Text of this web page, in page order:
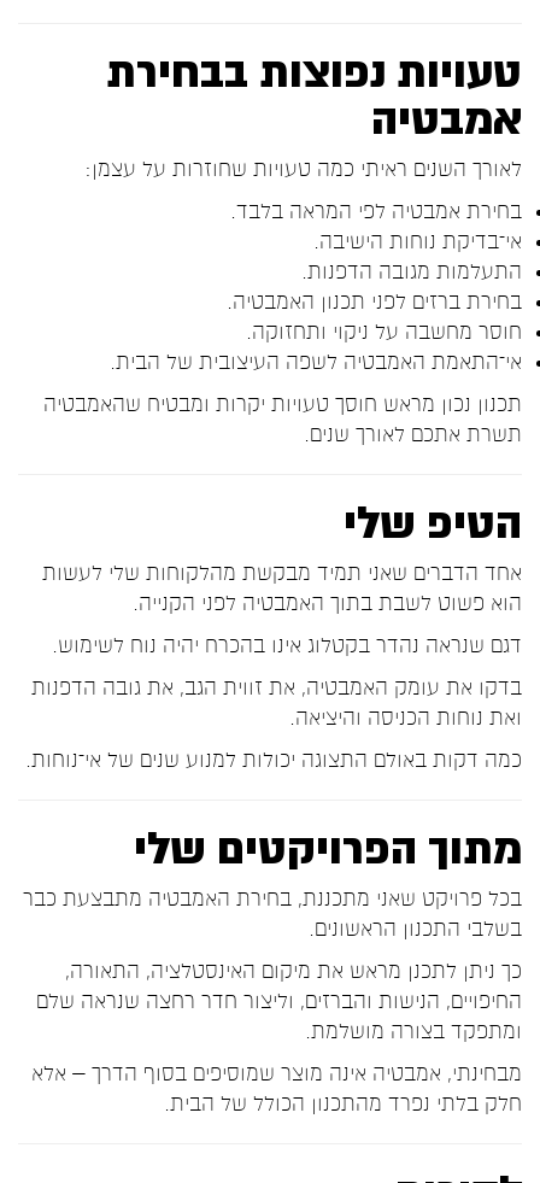
טעויות נפוצות בבחירת
אמבטיה
לאורך השנים ראיתי כמה טעויות שחוזרות על עצמן:
בחירת אמבטיה לפי המראה בלבד.
אי־בדיקת נוחות הישיבה.
התעלמות מגובה הדפנות.
בחירת ברזים לפני תכנון האמבטיה.
חוסר מחשבה על ניקוי ותחזוקה.
אי־התאמת האמבטיה לשפה העיצובית של הבית.
תכנון נכון מראש חוסך טעויות יקרות ומבטיח שהאמבטיה
תשרת אתכם לאורך שנים.
הטיפ שלי
אחד הדברים שאני תמיד מבקשת מהלקוחות שלי לעשות
הוא פשוט לשבת בתוך האמבטיה לפני הקנייה.
דגם שנראה נהדר בקטלוג אינו בהכרח יהיה נוח לשימוש.
בדקו את עומק האמבטיה, את זווית הגב, את גובה הדפנות
ואת נוחות הכניסה והיציאה.
כמה דקות באולם התצוגה יכולות למנוע שנים של אי־נוחות.
מתוך הפרויקטים שלי
בכל פרויקט שאני מתכננת, בחירת האמבטיה מתבצעת כבר
בשלבי התכנון הראשונים.
כך ניתן לתכנן מראש את מיקום האינסטלציה, התאורה,
החיפויים, הנישות והברזים, וליצור חדר רחצה שנראה שלם
ומתפקד בצורה מושלמת.
מבחינתי, אמבטיה אינה מוצר שמוסיפים בסוף הדרך – אלא
חלק בלתי נפרד מהתכנון הכולל של הבית.